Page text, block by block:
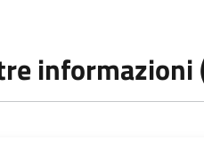
informazioni